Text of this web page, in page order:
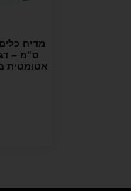
אטומטית